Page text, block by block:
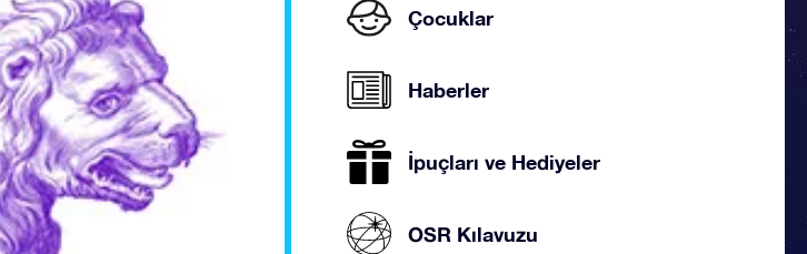
Çocuklar
Haberler
İpuçları ve Hediyeler
OSR Kılavuzu